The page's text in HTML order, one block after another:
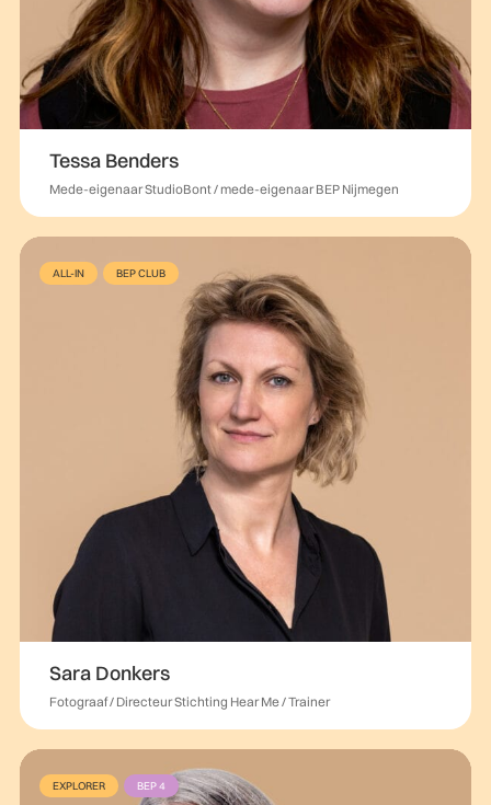
Tessa Benders
Mede-eigenaar StudioBont / mede-eigenaar BEP Nijmegen
ALL-IN BEP CLUB
Sara Donkers
Fotograaf / Directeur Stichting Hear Me / Trainer
EXPLORER BEP 4